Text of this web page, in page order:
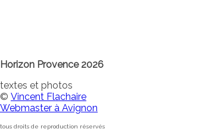
Horizon Provence 2026
textes et photos
© Vincent Flachaire
Webmaster à Avignon
tous droits de reproduction réservés